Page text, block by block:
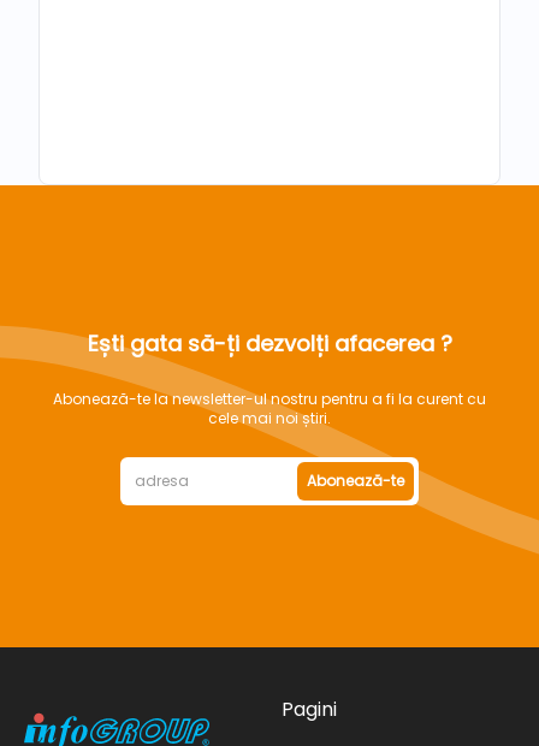
Ești gata să-ți dezvolți afacerea ?
Abonează-te la newsletter-ul nostru pentru a fi la curent cu
cele mai noi știri.
Abonează-te
Pagini